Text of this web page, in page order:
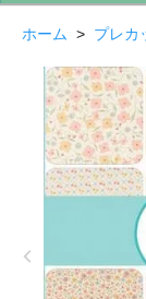
ホーム > プレカ